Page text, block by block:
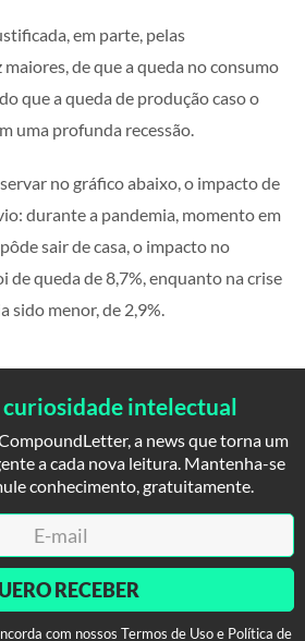
em parte, pelas
maiores, de que a queda no consumo
que a queda de produção caso o
uma profunda recessão.
no gráfico abaixo, o impacto de
durante a pandemia, momento em
sair de casa, o impacto no
de queda de 8,7%, enquanto na crise
sido menor, de 2,9%.
intelectual
a news que torna um
a cada nova leitura. Mantenha-se
conhecimento, gratuitamente.
RECEBER
com nossos Termos de Uso e Política de